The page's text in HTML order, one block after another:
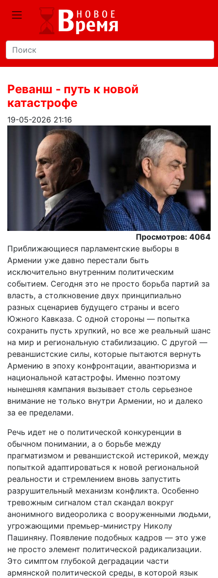
Реванш - путь к новой
катастрофе
19-05-2026 21:16
Просмотров: 4064
Приближающиеся парламентские выборы в
Армении уже давно перестали быть
исключительно внутренним политическим
событием. Сегодня это не просто борьба партий за
власть, а столкновение двух принципиально
разных сценариев будущего страны и всего
Южного Кавказа. С одной стороны — попытка
сохранить пусть хрупкий, но все же реальный шанс
на мир и региональную стабилизацию. С другой —
реваншистские силы, которые пытаются вернуть
Армению в эпоху конфронтации, авантюризма и
национальной катастрофы. Именно поэтому
нынешняя кампания вызывает столь серьезное
внимание не только внутри Армении, но и далеко
за ее пределами.
Речь идет не о политической конкуренции в
обычном понимании, а о борьбе между
прагматизмом и реваншистской истерикой, между
попыткой адаптироваться к новой региональной
реальности и стремлением вновь запустить
разрушительный механизм конфликта. Особенно
тревожным сигналом стал скандал вокруг
анонимного видеоролика с вооруженными людьми,
угрожающими премьер-министру Николу
Пашиняну. Появление подобных кадров — это уже
не просто элемент политической радикализации.
Это симптом глубокой деградации части
армянской политической среды, в которой язык